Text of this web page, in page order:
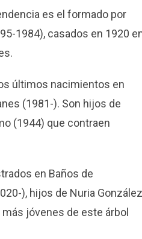
es el formado por
1984), casados en 1920
últimos nacimientos en
(1981-). Son hijos de
(1944) que contraen
en Baños de
), hijos de Nuria González
jóvenes de este árbol